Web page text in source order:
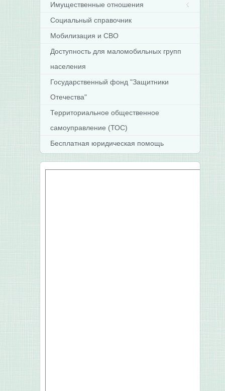
Имущественные отношения
Социальный справочник
Мобилизация и СВО
Доступность для маломобильных групп
населения
Государственный фонд "Защитники
Отечества"
Территориальное общественное
самоуправление (ТОС)
Бесплатная юридическая помощь